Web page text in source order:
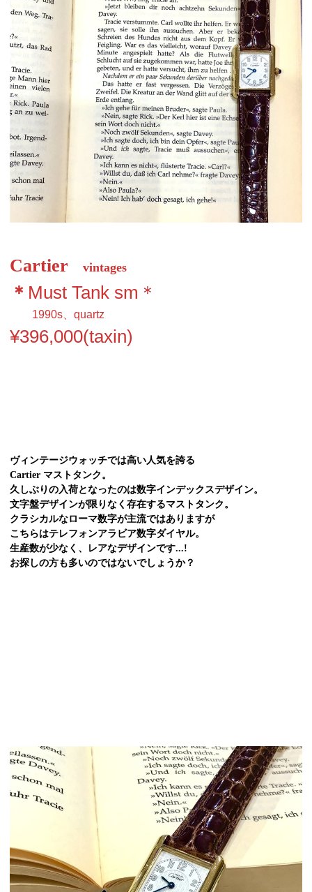
Cartier vintages
＊ Must Tank sm＊
1990s、quartz
¥396,000(taxin)
ヴィンテージウォッチでは高い人気を誇る
Cartier マストタンク。
久しぶりの入荷となったのは数字インデックスデザイン。
文字盤デザインが限りなく存在するマストタンク。
クラシカルなローマ数字が主流ではありますが
こちらはテレフォンアラビア数字ダイヤル。
生産数が少なく、レアなデザインです...!
お探しの方も多いのではないでしょうか？